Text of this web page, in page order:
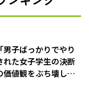
子ばっかりでやり
た女子学生の決断
値観をぶち壊した